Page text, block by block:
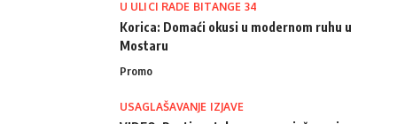
U ULICI RADE BITANGE 34
Korica: Domaći okusi u modernom ruhu u
Mostaru
Promo
USAGLAŠAVANJE IZJAVE